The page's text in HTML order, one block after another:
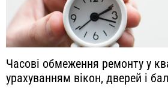
Часові обмеження ремонту у
урахуванням вікон, дверей і